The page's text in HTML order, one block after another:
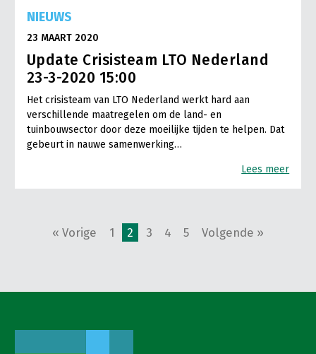
NIEUWS
23 MAART 2020
Update Crisisteam LTO Nederland
23-3-2020 15:00
Het crisisteam van LTO Nederland werkt hard aan
verschillende maatregelen om de land- en
tuinbouwsector door deze moeilijke tijden te helpen. Dat
gebeurt in nauwe samenwerking…
Lees meer
« Vorige 1 2 3 4 5 Volgende »